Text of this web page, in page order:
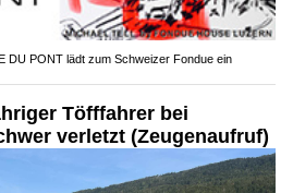
DU PONT lädt zum Schweizer Fondue ein
Töfffahrer bei
verletzt (Zeugenaufruf)